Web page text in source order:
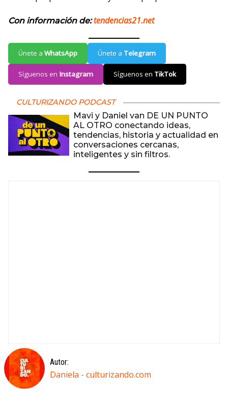
Con información de:tendencias21.net
Únete a WhatsApp Únete a Telegram
Síguenos en Instagram Síguenos en TikTok
CULTURIZANDO PODCAST
Mavi y Daniel van DE UN PUNTO
AL OTRO conectando ideas,
tendencias, historia y actualidad en
conversaciones cercanas,
inteligentes y sin filtros.
Autor:
Daniela - culturizando.com